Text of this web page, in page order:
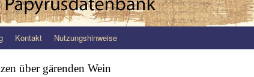
Kontakt Nutzungshinweise
über gärenden Wein